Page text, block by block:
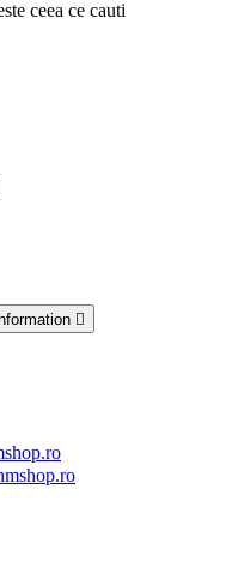
ceea ce cauti
